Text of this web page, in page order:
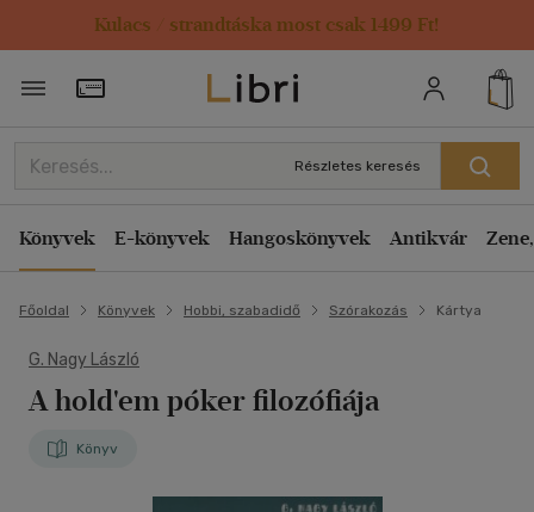
Kulacs / strandtáska most csak 1499 Ft!
Törzsvásárlói Kártya adatai
Részletes keresés
Könyvek E-könyvek Hangoskönyvek Antikvár
Főoldal Könyvek Hobbi, szabadidő Szórakozás Kártya
G. Nagy László
A hold'em póker filozófiája
Könyv